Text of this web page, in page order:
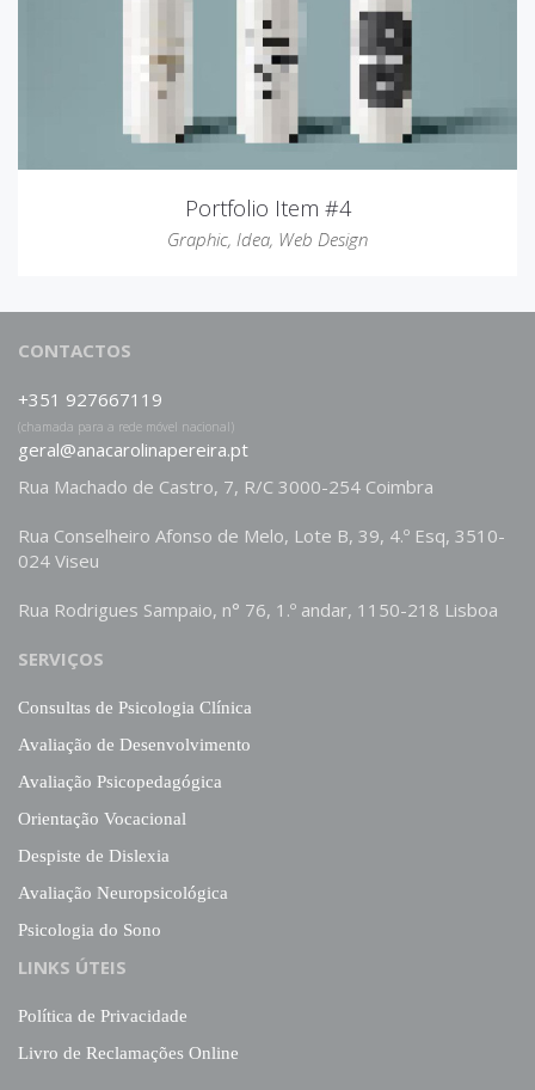
Portfolio Item #4
Graphic, Idea, Web Design
CONTACTOS
+351 927667119
(chamada para a rede móvel nacional)
geral@anacarolinapereira.pt
Rua Machado de Castro, 7, R/C 3000-254 Coimbra
Rua Conselheiro Afonso de Melo, Lote B, 39, 4.º Esq, 3510-
024 Viseu
Rua Rodrigues Sampaio, n° 76, 1.º andar, 1150-218 Lisboa
SERVIÇOS
Consultas de Psicologia Clínica
Avaliação de Desenvolvimento
Avaliação Psicopedagógica
Orientação Vocacional
Despiste de Dislexia
Avaliação Neuropsicológica
Psicologia do Sono
LINKS ÚTEIS
Política de Privacidade
Livro de Reclamações Online